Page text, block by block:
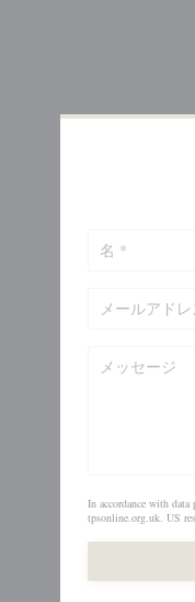
In accordance with
tpsonline.org.uk. US